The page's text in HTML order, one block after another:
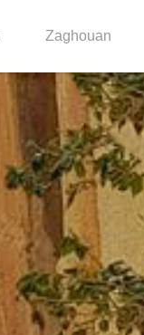
Zaghouan